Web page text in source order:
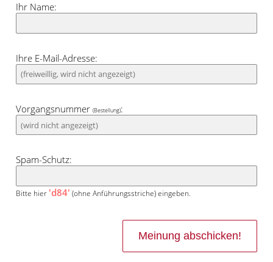
Ihr Name:
Ihre E-Mail-Adresse:
Vorgangsnummer(Bestellung):
Spam-Schutz:
Bitte hier 'd84' (ohne Anführungsstriche) eingeben.